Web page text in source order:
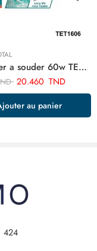
TOTAL fer a souder 60w TET1606
20.460 TND
au panier
424